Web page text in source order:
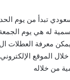
تبدأ من يوم
له هي يوم
معرفة العطلات
الموقع
من خلاله